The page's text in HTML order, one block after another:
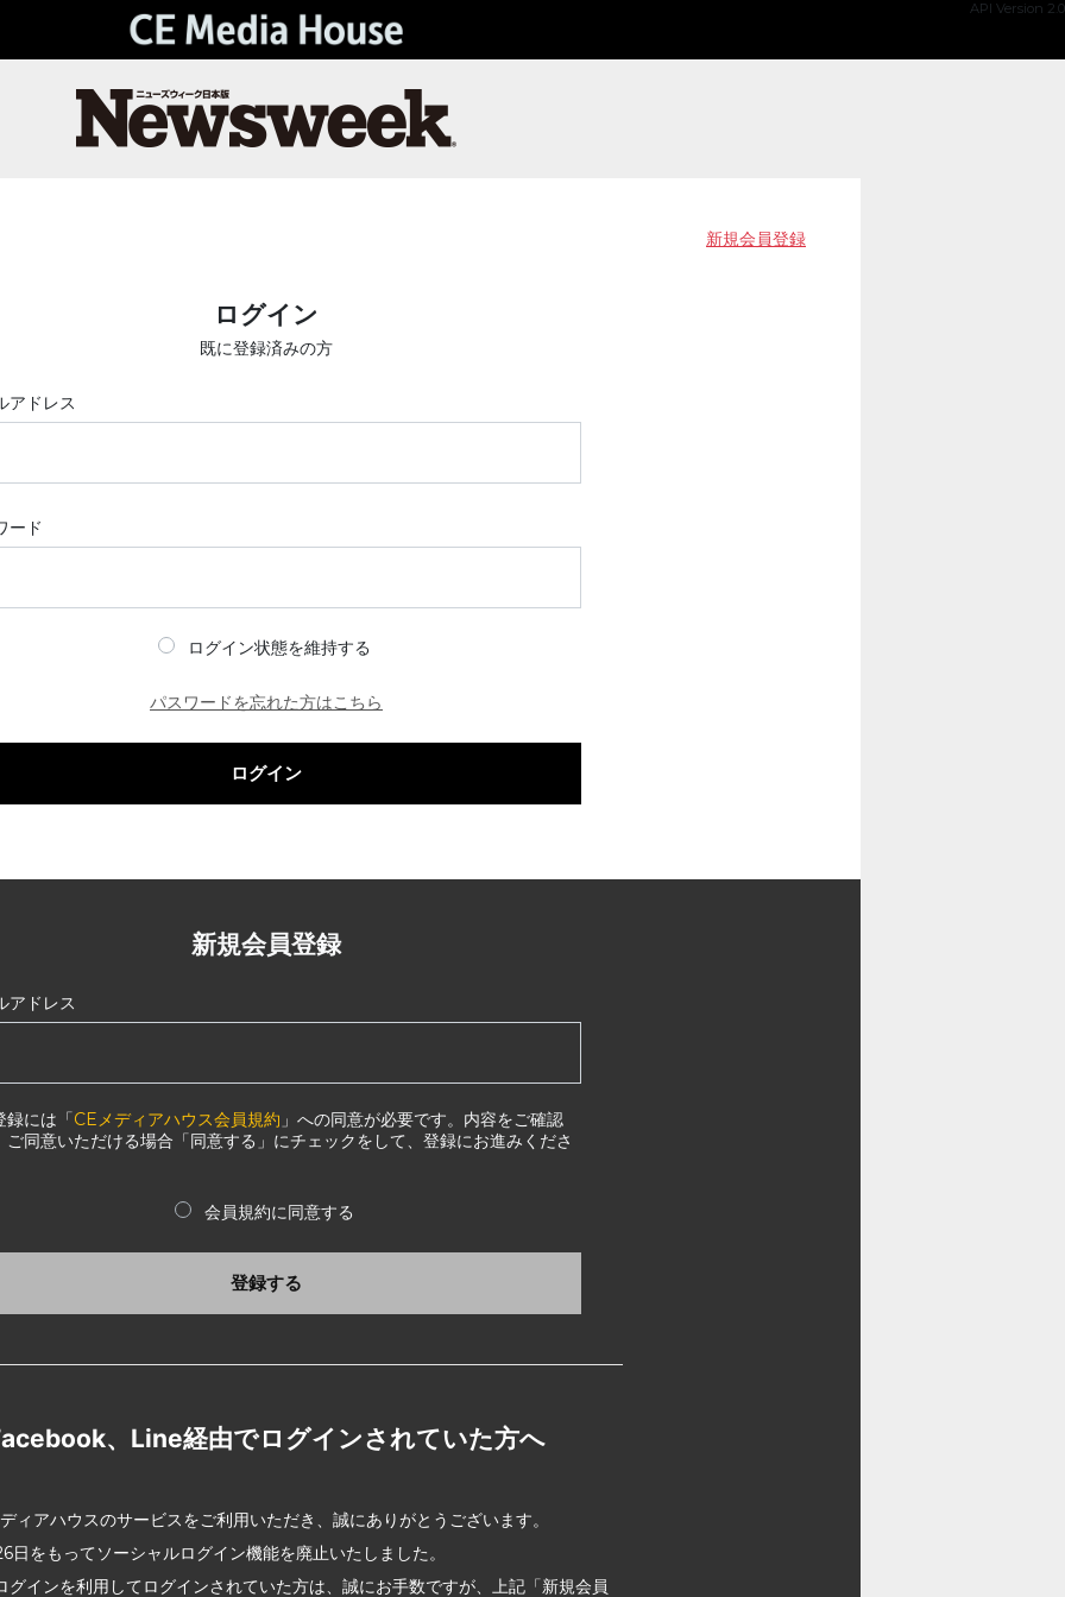
API Version 2.0
新規会員登録
ログイン
既に登録済みの方
アドレス
ード
ログイン状態を維持する
パスワードを忘れた方はこちら
ログイン
新規会員登録
アドレス
録には「CEメディアハウス会員規約 」への同意が必要です。内容をご確認
ご同意いただける場合「同意する」にチェックをして、登録にお進みくださ
会員規約に同意する
登録する
、Line経由でログインされていた方へ
ィアハウスのサービスをご利用いただき、誠にありがとうございます。
日をもってソーシャルログイン機能を廃止いたしました。
グインを利用してログインされていた方は、誠にお手数ですが、上記「新規会員